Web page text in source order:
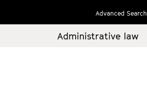
Advanced Search
Administrative law